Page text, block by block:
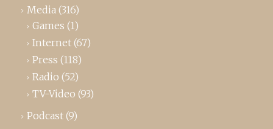
Media (316)
Games (1)
Internet (67)
Press (118)
Radio (52)
TV-Video (93)
Podcast (9)